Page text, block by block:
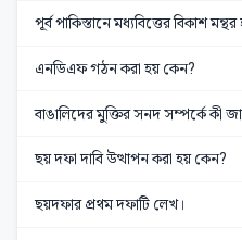
পূর্ব পাকিস্তানে মধ্যবিত্তের বিকাশ
এনডিএফ গঠন করা হয় কেন?
বাঙালিদের মুক্তির সনদ সম্পর্কে কী
ছয় দফা দাবি উত্থাপন করা হয় কেন?
ছয়দফার প্রথম দফাটি লেখ।